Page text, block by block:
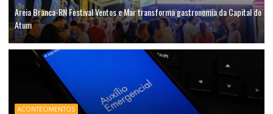
Areia Branca-RN Festival Ventos e Mar transforma gastronomia da Capital do
Atum
ACONTECIMENTOS